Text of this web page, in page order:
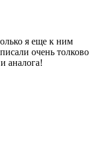
я еще к ним
очень толково
аналога!